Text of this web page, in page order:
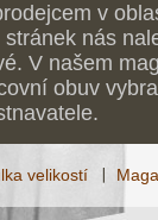
v
nás
V našem
obuv
velikostí